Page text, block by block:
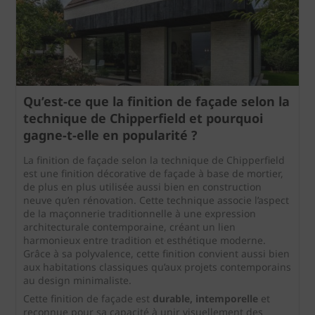
Qu’est-ce que la finition de façade selon la
technique de Chipperfield et pourquoi
gagne‑t‑elle en popularité ?
La finition de façade selon la technique de Chipperfield
est une finition décorative de façade à base de mortier,
de plus en plus utilisée aussi bien en construction
neuve qu’en rénovation. Cette technique associe l’aspect
de la maçonnerie traditionnelle à une expression
architecturale contemporaine, créant un lien
harmonieux entre tradition et esthétique moderne.
Grâce à sa polyvalence, cette finition convient aussi bien
aux habitations classiques qu’aux projets contemporains
au design minimaliste.
Cette finition de façade est durable, intemporelle et
reconnue pour sa capacité à unir visuellement des